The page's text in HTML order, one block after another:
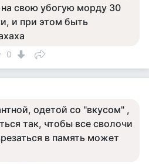
на свою убогую морду 30
и при этом быть
0
одетой со "вкусом" ,
так, чтобы все сволочи
в память может